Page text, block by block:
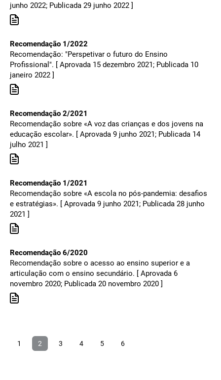
junho 2022; Publicada 29 junho 2022 ]
Recomendação 1/2022
Recomendação: "Perspetivar o futuro do Ensino
Profissional". [ Aprovada 15 dezembro 2021; Publicada 10
janeiro 2022 ]
Recomendação 2/2021
Recomendação sobre «A voz das crianças e dos jovens na
educação escolar». [ Aprovada 9 junho 2021; Publicada 14
julho 2021 ]
Recomendação 1/2021
Recomendação sobre «A escola no pós-pandemia: desafios
e estratégias». [ Aprovada 9 junho 2021; Publicada 28 junho
2021 ]
Recomendação 6/2020
Recomendação sobre o acesso ao ensino superior e a
articulação com o ensino secundário. [ Aprovada 6
novembro 2020; Publicada 20 novembro 2020 ]
1 2 3 4 5 6